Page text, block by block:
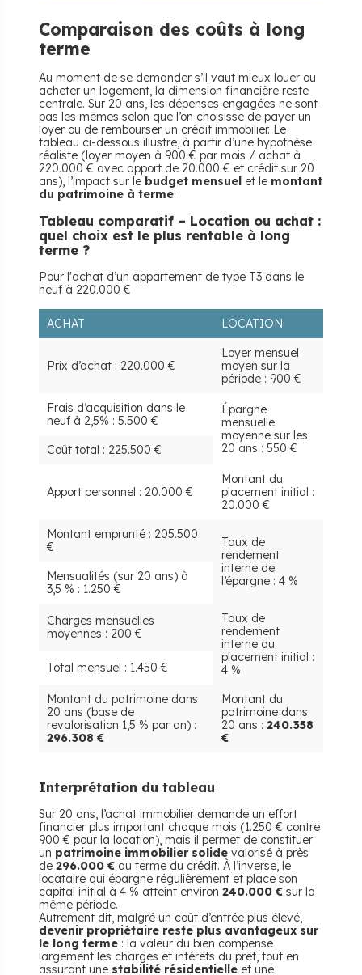
Comparaison des coûts à long
terme
Au moment de se demander s’il vaut mieux louer ou
acheter un logement, la dimension financière reste
centrale. Sur 20 ans, les dépenses engagées ne sont
pas les mêmes selon que l’on choisisse de payer un
loyer ou de rembourser un crédit immobilier. Le
tableau ci-dessous illustre, à partir d’une hypothèse
réaliste (loyer moyen à 900 € par mois / achat à
220.000 € avec apport de 20.000 € et crédit sur 20
ans), l’impact sur le budget mensuel et le montant
du patrimoine à terme.
Tableau comparatif – Location ou achat :
quel choix est le plus rentable à long
terme ?
Pour l'achat d’un appartement de type T3 dans le
neuf à 220.000 €
ACHAT LOCATION
Prix d’achat : 220.000 €
Loyer mensuel
moyen sur la
période : 900 €
Frais d’acquisition dans le
neuf à 2,5% : 5.500 €
Épargne
mensuelle
moyenne sur les
20 ans : 550 €
Coût total : 225.500 €
Apport personnel : 20.000 €
Montant du
placement initial :
20.000 €
Montant emprunté : 205.500
€
Taux de
rendement
interne de
l’épargne : 4 %
Mensualités (sur 20 ans) à
3,5 % : 1.250 €
Charges mensuelles
moyennes : 200 €
Taux de
rendement
interne du
placement initial :
4 %
Total mensuel : 1.450 €
Montant du patrimoine dans
20 ans (base de
revalorisation 1,5 % par an) :
296.308 €
Montant du
patrimoine dans
20 ans : 240.358
€
Interprétation du tableau
Sur 20 ans, l’achat immobilier demande un effort
financier plus important chaque mois (1.250 € contre
900 € pour la location), mais il permet de constituer
un patrimoine immobilier solide valorisé à près
de 296.000 € au terme du crédit. À l’inverse, le
locataire qui épargne régulièrement et place son
capital initial à 4 % atteint environ 240.000 € sur la
même période.
Autrement dit, malgré un coût d’entrée plus élevé,
devenir propriétaire reste plus avantageux sur
le long terme : la valeur du bien compense
largement les charges et intérêts du prêt, tout en
assurant une stabilité résidentielle et une